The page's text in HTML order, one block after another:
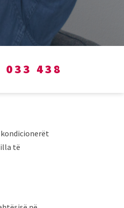
033 438
të